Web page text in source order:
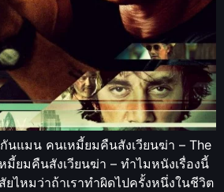
นแมน คนเหมี้ยมคืนสังเวียนฆ่า – The
มี้ยมคืนสังเวียนฆ่า – ทำไมหนังเรื่องนี้
ยไหมว่าถ้าเราทำผิดไปครั้งหนึ่งในชีวิต